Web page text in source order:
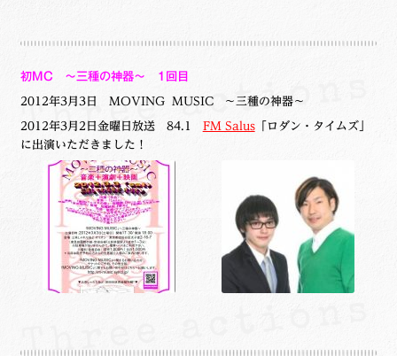
初MC ～三種の神器～ 1回目
2012年3月3日 MOVING MUSIC ～三種の神器～
2012年3月2日金曜日放送 84.1 FM Salus「ロダン・タイムズ」
に出演いただきました！